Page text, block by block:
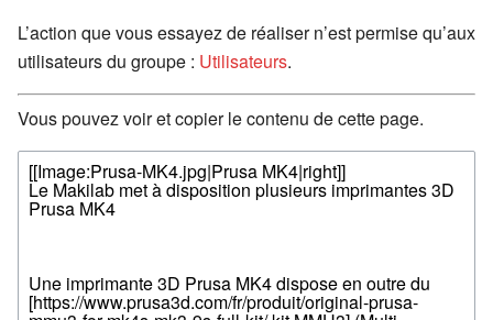
L’action que vous essayez de réaliser n’est permise qu’aux
utilisateurs du groupe : Utilisateurs.
Vous pouvez voir et copier le contenu de cette page.